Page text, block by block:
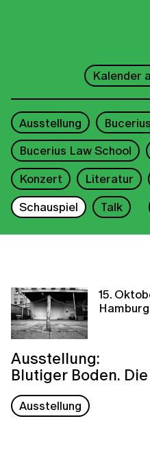
1 2 3
8
9 10
15
16 17
22
23 24
29
30
Kalender
Ausstellung
Bucerius Law School
Konzert
Literatur
Schauspiel
Talk
15.
Hamburg
Ausstellung:
Blutiger Boden.
Ausstellung